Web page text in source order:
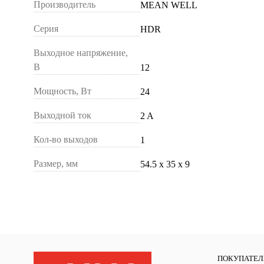
Производитель MEAN WELL
Серия HDR
Выходное напряжение,
В
12
Мощность, Вт 24
Выходной ток 2 A
Кол-во выходов 1
Размер, мм 54.5 х 35 х 9